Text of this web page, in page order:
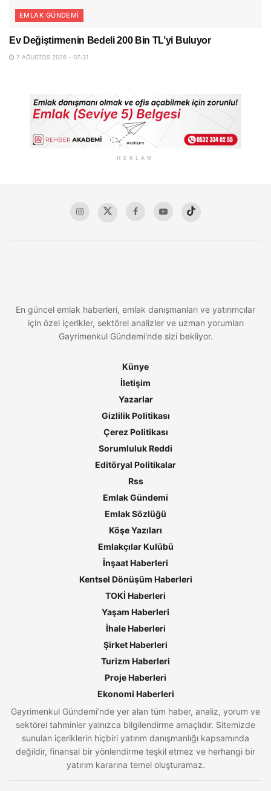
EMLAK GÜNDEMI
Ev Değiştirmenin Bedeli 200 Bin TL’yi Buluyor
7 AĞUSTOS 2026 - 07:31
REKLAM
En güncel emlak haberleri, emlak danışmanları ve yatırımcılar
için özel içerikler, sektörel analizler ve uzman yorumları
Gayrimenkul Gündemi'nde sizi bekliyor.
Künye
İletişim
Yazarlar
Gizlilik Politikası
Çerez Politikası
Sorumluluk Reddi
Editöryal Politikalar
Rss
Emlak Gündemi
Emlak Sözlüğü
Köşe Yazıları
Emlakçılar Kulübü
İnşaat Haberleri
Kentsel Dönüşüm Haberleri
TOKİ Haberleri
Yaşam Haberleri
İhale Haberleri
Şirket Haberleri
Turizm Haberleri
Proje Haberleri
Ekonomi Haberleri
Gayrimenkul Gündemi’nde yer alan tüm haber, analiz, yorum ve
sektörel tahminler yalnızca bilgilendirme amaçlıdır. Sitemizde
sunulan içeriklerin hiçbiri yatırım danışmanlığı kapsamında
değildir, finansal bir yönlendirme teşkil etmez ve herhangi bir
yatırım kararına temel oluşturamaz.